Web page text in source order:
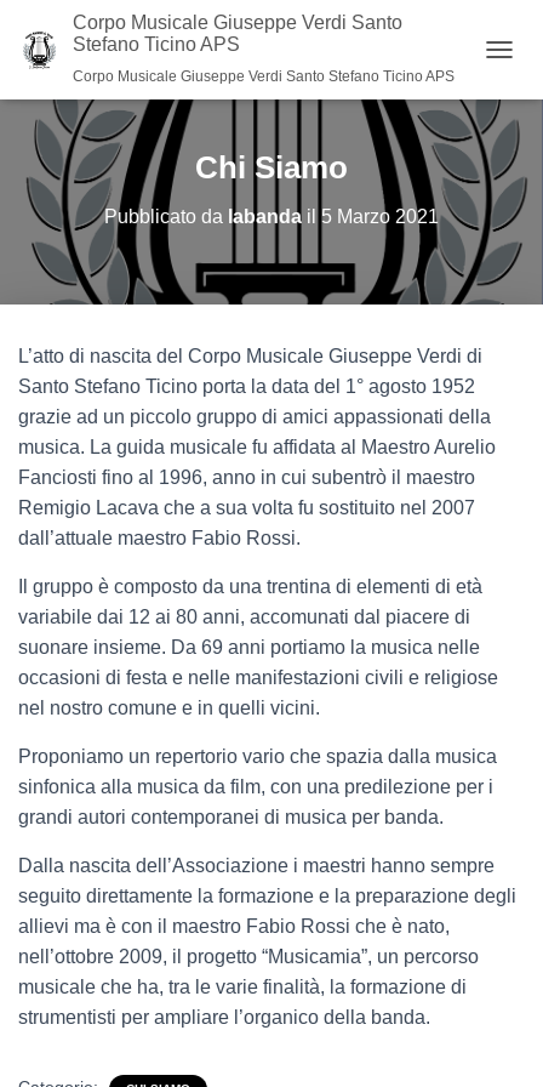
Corpo Musicale Giuseppe Verdi Santo
Stefano Ticino APS
Corpo Musicale Giuseppe Verdi Santo Stefano Ticino APS
V
I
G
A
I
O
N
E
Chi Siamo
Pubblicato da labanda il 5 Marzo 2021
L’atto di nascita del Corpo Musicale Giuseppe Verdi di
Santo Stefano Ticino porta la data del 1° agosto 1952
grazie ad un piccolo gruppo di amici appassionati della
musica. La guida musicale fu affidata al Maestro Aurelio
Fanciosti fino al 1996, anno in cui subentrò il maestro
Remigio Lacava che a sua volta fu sostituito nel 2007
dall’attuale maestro Fabio Rossi.
Il gruppo è composto da una trentina di elementi di età
variabile dai 12 ai 80 anni, accomunati dal piacere di
suonare insieme. Da 69 anni portiamo la musica nelle
occasioni di festa e nelle manifestazioni civili e religiose
nel nostro comune e in quelli vicini.
Proponiamo un repertorio vario che spazia dalla musica
sinfonica alla musica da film, con una predilezione per i
grandi autori contemporanei di musica per banda.
Dalla nascita dell’Associazione i maestri hanno sempre
seguito direttamente la formazione e la preparazione degli
allievi ma è con il maestro Fabio Rossi che è nato,
nell’ottobre 2009, il progetto “Musicamia”, un percorso
musicale che ha, tra le varie finalità, la formazione di
strumentisti per ampliare l’organico della banda.